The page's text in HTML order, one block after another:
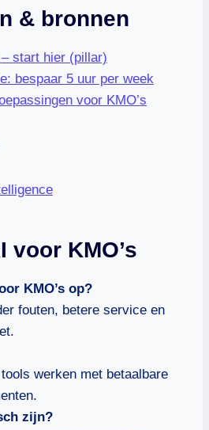
& bronnen
start hier (pillar)
bespaar 5 uur per week
voor KMO’s
voor KMO’s
KMO’s op?
fouten, betere service en
werken met betaalbare
zijn?